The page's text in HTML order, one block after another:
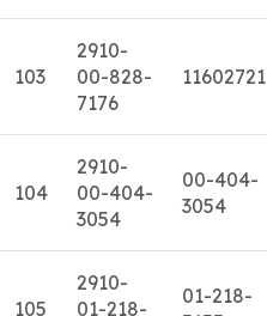
103
2910-
00-828-
7176
11602721
104
2910-
00-404-
3054
00-404-
3054
105
2910-
01-218-
01-218-